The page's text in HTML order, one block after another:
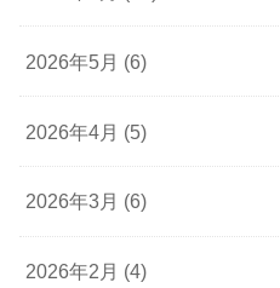
2026年5月 (6)
2026年4月 (5)
2026年3月 (6)
2026年2月 (4)